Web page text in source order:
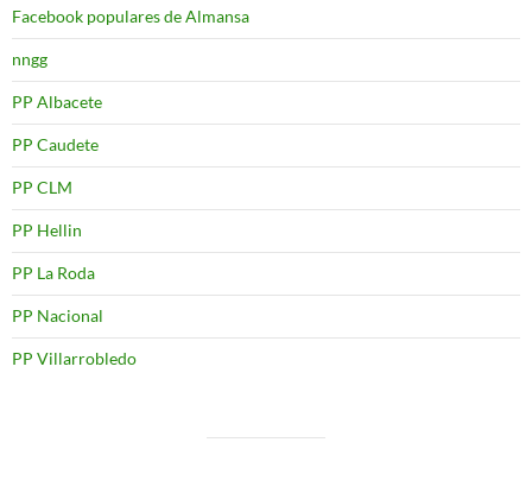
Facebook populares de Almansa
nngg
PP Albacete
PP Caudete
PP CLM
PP Hellin
PP La Roda
PP Nacional
PP Villarrobledo